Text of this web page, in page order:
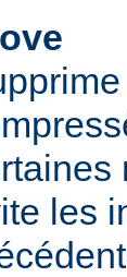
les